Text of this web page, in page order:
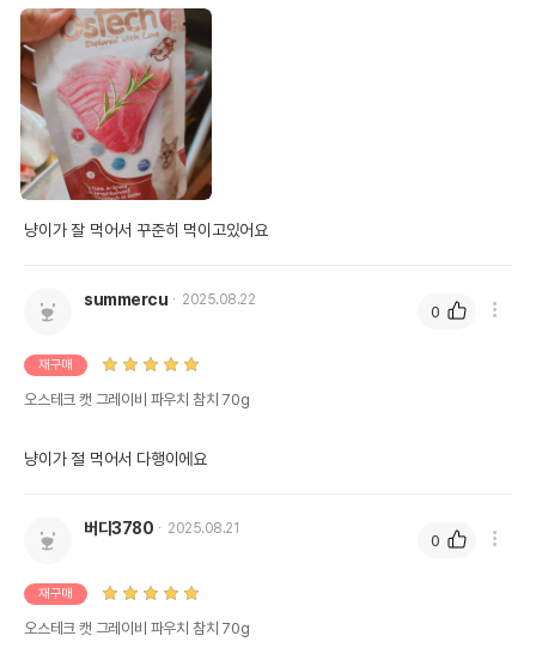
냥이가 잘 먹어서 꾸준히 먹이고있어요
summercu 2025.08.22
재구매
오스테크 캣 그레이비 파우치 참치 70g
냥이가 절 먹어서 다행이에요
0
버디3780 2025.08.21
재구매
오스테크 캣 그레이비 파우치 참치 70g
0